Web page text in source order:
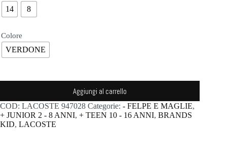
14 8
Colore
VERDONE
Aggiungi al carrello
COD: LACOSTE 947028 Categorie: - FELPE E MAGLIE,
+ JUNIOR 2 - 8 ANNI, + TEEN 10 - 16 ANNI, BRANDS
KID, LACOSTE